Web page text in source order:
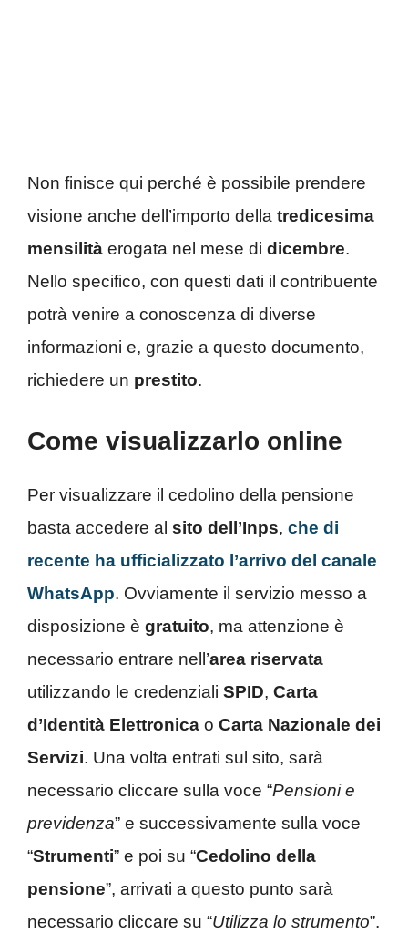
Non finisce qui perché è possibile prendere
visione anche dell’importo della tredicesima
mensilità erogata nel mese di dicembre.
Nello specifico, con questi dati il contribuente
potrà venire a conoscenza di diverse
informazioni e, grazie a questo documento,
richiedere un prestito.
Come visualizzarlo online
Per visualizzare il cedolino della pensione
basta accedere al sito dell’Inps, che di
recente ha ufficializzato l’arrivo del canale
WhatsApp. Ovviamente il servizio messo a
disposizione è gratuito, ma attenzione è
necessario entrare nell’area riservata
utilizzando le credenziali SPID, Carta
d’Identità Elettronica o Carta Nazionale dei
Servizi. Una volta entrati sul sito, sarà
necessario cliccare sulla voce “Pensioni e
previdenza” e successivamente sulla voce
“Strumenti” e poi su “Cedolino della
pensione”, arrivati a questo punto sarà
necessario cliccare su “Utilizza lo strumento”.